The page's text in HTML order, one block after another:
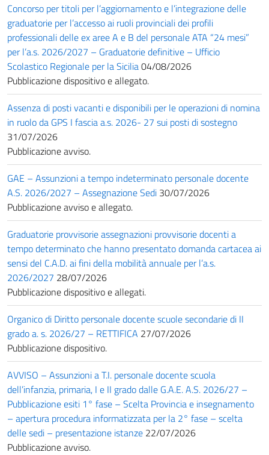
Concorso per titoli per l’aggiornamento e l’integrazione delle
graduatorie per l’accesso ai ruoli provinciali dei profili
professionali delle ex aree A e B del personale ATA “24 mesi”
per l’a.s. 2026/2027 – Graduatorie definitive – Ufficio
Scolastico Regionale per la Sicilia04/08/2026
Pubblicazione dispositivo e allegato.
Assenza di posti vacanti e disponibili per le operazioni di nomina
in ruolo da GPS I fascia a.s. 2026- 27 sui posti di sostegno
31/07/2026
Pubblicazione avviso.
GAE – Assunzioni a tempo indeterminato personale docente
A.S. 2026/2027 – Assegnazione Sedi 30/07/2026
Pubblicazione avviso e allegato.
Graduatorie provvisorie assegnazioni provvisorie docenti a
tempo determinato che hanno presentato domanda cartacea ai
sensi del C.A.D. ai fini della mobilità annuale per l’a.s.
2026/2027 28/07/2026
Pubblicazione dispositivo e allegati.
Organico di Diritto personale docente scuole secondarie di II
grado a. s. 2026/27 – RETTIFICA 27/07/2026
Pubblicazione dispositivo.
AVVISO – Assunzioni a T.I. personale docente scuola
dell’infanzia, primaria, I e II grado dalle G.A.E. A.S. 2026/27 –
Pubblicazione esiti 1° fase – Scelta Provincia e insegnamento
– apertura procedura informatizzata per la 2° fase – scelta
delle sedi – presentazione istanze 22/07/2026
Pubblicazione avviso.